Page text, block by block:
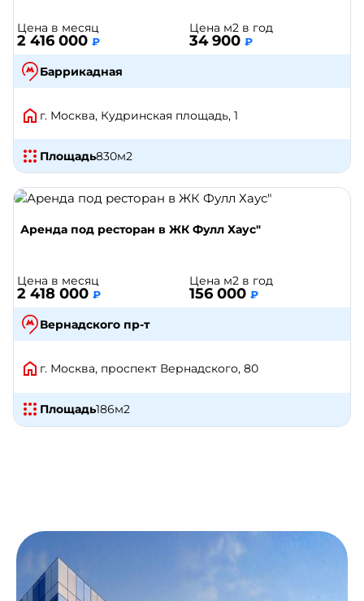
Цена в месяц
2 416 000 ₽
Цена м2 в год
34 900 ₽
Баррикадная
г. Москва, Кудринская площадь, 1
Площадь830м2
Аренда под ресторан в ЖК Фулл Хаус"
Цена в месяц
2 418 000 ₽
Цена м2 в год
156 000 ₽
Вернадского пр-т
г. Москва, проспект Вернадского, 80
Площадь186м2